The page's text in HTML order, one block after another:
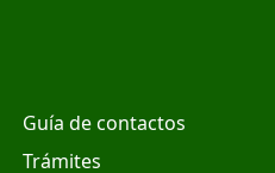
Guía de contactos
Trámites